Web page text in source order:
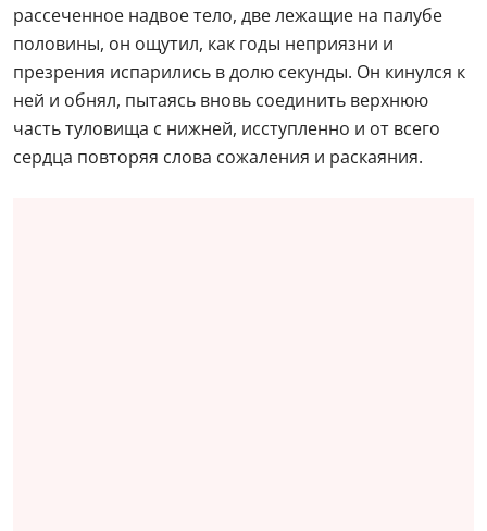
рассеченное надвое тело, две лежащие на палубе
половины, он ощутил, как годы неприязни и
презрения испарились в долю секунды. Он кинулся к
ней и обнял, пытаясь вновь соединить верхнюю
часть туловища с нижней, исступленно и от всего
сердца повторяя слова сожаления и раскаяния.